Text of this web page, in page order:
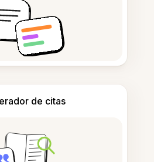
de citas